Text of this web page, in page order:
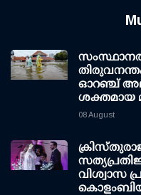
ഓറഞ്ച്
ശക്തമായ
08 August
വിശ്വാസ